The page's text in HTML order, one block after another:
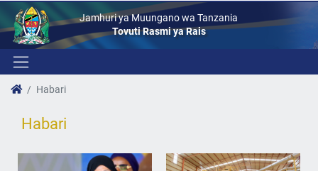
Jamhuri ya Muungano wa Tanzania
Tovuti Rasmi ya Rais
Habari
Habari